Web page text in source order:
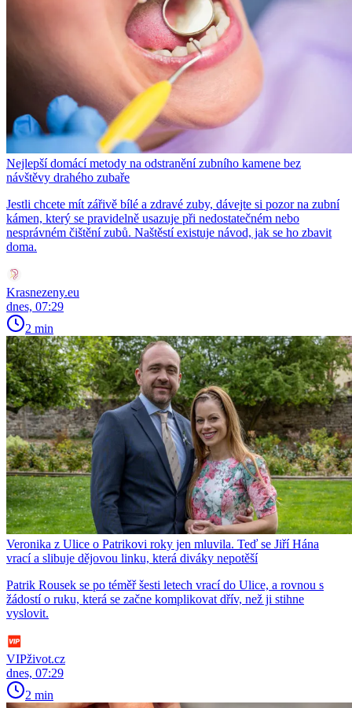
Nejlepší domácí metody na odstranění zubního kamene bez
návštěvy drahého zubaře
Jestli chcete mít zářivě bílé a zdravé zuby, dávejte si pozor na zubní
kámen, který se pravidelně usazuje při nedostatečném nebo
nesprávném čištění zubů. Naštěstí existuje návod, jak se ho zbavit
doma.
Krasnezeny.eu
dnes, 07:29
2 min
Veronika z Ulice o Patrikovi roky jen mluvila. Teď se Jiří Hána
vrací a slibuje dějovou linku, která diváky nepotěší
Patrik Rousek se po téměř šesti letech vrací do Ulice, a rovnou s
žádostí o ruku, která se začne komplikovat dřív, než ji stihne
vyslovit.
VIPživot.cz
dnes, 07:29
2 min